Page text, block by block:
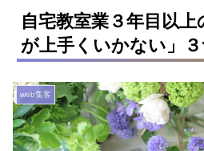
自宅教室業３年目以
が上手くいかない」
web集客